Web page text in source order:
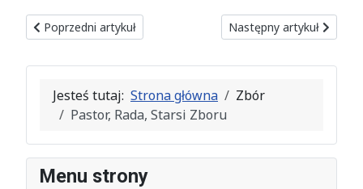
Poprzedni artykuł: Uchwały zboru
Poprzedni artykuł Następny artykuł:
Następny artykuł
Jesteś tutaj: Strona główna
Zbór
Pastor, Rada, Starsi Zboru
Menu strony